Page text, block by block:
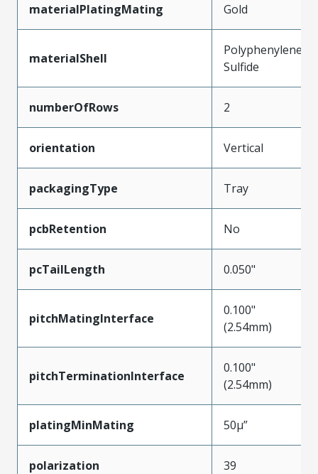
materialPlatingMating Gold
materialShell
Polyphenylene
Sulfide
numberOfRows 2
orientation Vertical
packagingType Tray
pcbRetention No
pcTailLength 0.050"
pitchMatingInterface
0.100"
(2.54mm)
pitchTerminationInterface
0.100"
(2.54mm)
platingMinMating 50µ”
polarization 39